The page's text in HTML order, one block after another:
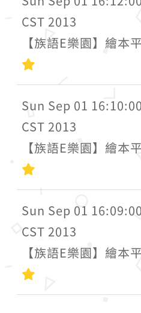
CST 2013
【族語E樂園】繪本
Sun Sep 01 16:10:00
CST 2013
【族語E樂園】繪本
Sun Sep 01 16:09:00
CST 2013
【族語E樂園】繪本